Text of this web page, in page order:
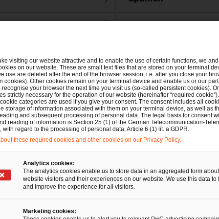
Südostasien
oder ein speziﬁsches
globalen Experten
visiting our website attractive and to enable the use of certain functions, we
on our website. These are small text files that are stored on your terminal
use are deleted after the end of the browser session, i.e. after you close your
cookies). Other cookies remain on your terminal device and enable us or our
your browser the next time you visit us (so-called persistent cookies).
strictly necessary for the operation of our website (hereinafter “required
categories are used if you give your consent. The consent includes all
storage of information associated with them on your terminal device, as well as
and subsequent processing of personal data. The legal basis for consent
reading of information is Section 25 (1) of the German Telecommunication-
with regard to the processing of personal data, Article 6 (1) lit. a GDPR.
these required cookies and other cookies on our Privacy Policy.
Analytics cookies:
The analytics cookies enable us to store data in an aggregated form
website visitors and their experiences on our website. We use this data to
and improve the experience for all visitors.
Marketing cookies: